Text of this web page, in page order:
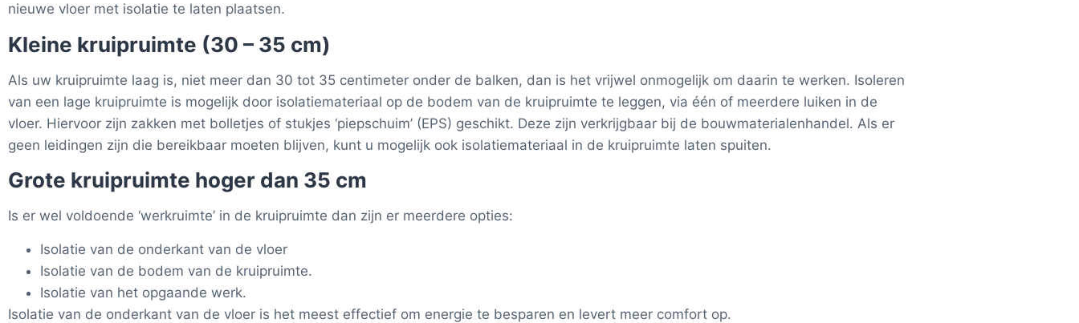
nieuwe vloer met isolatie te laten plaatsen.
Kleine kruipruimte (30 – 35 cm)
Als uw kruipruimte laag is, niet meer dan 30 tot 35 centimeter onder de balken, dan is het vrijwel onmogelijk om daarin te werken. Isoleren
van een lage kruipruimte is mogelijk door isolatiemateriaal op de bodem van de kruipruimte te leggen, via één of meerdere luiken in de
vloer. Hiervoor zijn zakken met bolletjes of stukjes ‘piepschuim’ (EPS) geschikt. Deze zijn verkrijgbaar bij de bouwmaterialenhandel. Als er
geen leidingen zijn die bereikbaar moeten blijven, kunt u mogelijk ook isolatiemateriaal in de kruipruimte laten spuiten.
Grote kruipruimte hoger dan 35 cm
Is er wel voldoende ‘werkruimte’ in de kruipruimte dan zijn er meerdere opties:
Isolatie van de onderkant van de vloer
Isolatie van de bodem van de kruipruimte.
Isolatie van het opgaande werk.
Isolatie van de onderkant van de vloer is het meest effectief om energie te besparen en levert meer comfort op.